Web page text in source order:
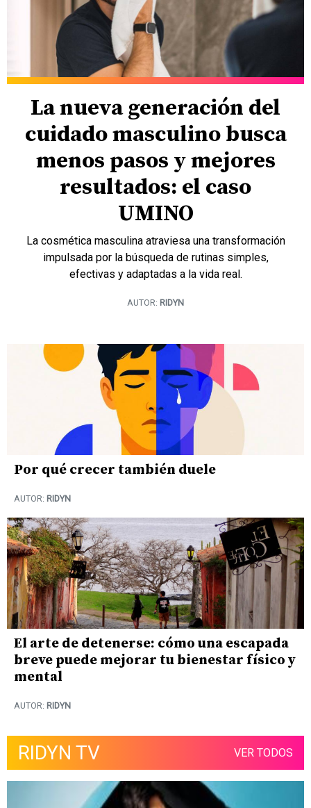
Por qué crecer también duele
AUTOR: RIDYN
El arte de detenerse: cómo una escapada
breve puede mejorar tu bienestar físico y
mental
AUTOR: RIDYN
La nueva generación del
cuidado masculino busca
menos pasos y mejores
resultados: el caso
UMINO
La cosmética masculina atraviesa una transformación
impulsada por la búsqueda de rutinas simples,
efectivas y adaptadas a la vida real.
AUTOR: RIDYN
RIDYN TV VER TODOS